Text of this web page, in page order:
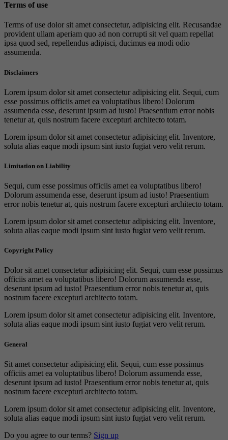
Terms of use
Terms of use dolor sit amet consectetur, adipisicing elit. Recusandae
provident ullam aperiam quo ad non corrupti sit vel quam repellat
ipsa quod sed, repellendus adipisci, ducimus ea modi odio
assumenda.
Disclaimers
Lorem ipsum dolor sit amet consectetur adipisicing elit. Sequi, cum
esse possimus officiis amet ea voluptatibus libero! Dolorum
assumenda esse, deserunt ipsum ad iusto! Praesentium error nobis
tenetur at, quis nostrum facere excepturi architecto totam.
Lorem ipsum dolor sit amet consectetur adipisicing elit. Inventore,
soluta alias eaque modi ipsum sint iusto fugiat vero velit rerum.
Limitation on Liability
Sequi, cum esse possimus officiis amet ea voluptatibus libero!
Dolorum assumenda esse, deserunt ipsum ad iusto! Praesentium
error nobis tenetur at, quis nostrum facere excepturi architecto totam.
Lorem ipsum dolor sit amet consectetur adipisicing elit. Inventore,
soluta alias eaque modi ipsum sint iusto fugiat vero velit rerum.
Copyright Policy
Dolor sit amet consectetur adipisicing elit. Sequi, cum esse possimus
officiis amet ea voluptatibus libero! Dolorum assumenda esse,
deserunt ipsum ad iusto! Praesentium error nobis tenetur at, quis
nostrum facere excepturi architecto totam.
Lorem ipsum dolor sit amet consectetur adipisicing elit. Inventore,
soluta alias eaque modi ipsum sint iusto fugiat vero velit rerum.
General
Sit amet consectetur adipisicing elit. Sequi, cum esse possimus
officiis amet ea voluptatibus libero! Dolorum assumenda esse,
deserunt ipsum ad iusto! Praesentium error nobis tenetur at, quis
nostrum facere excepturi architecto totam.
Lorem ipsum dolor sit amet consectetur adipisicing elit. Inventore,
soluta alias eaque modi ipsum sint iusto fugiat vero velit rerum.
Do you agree to our terms? Sign up